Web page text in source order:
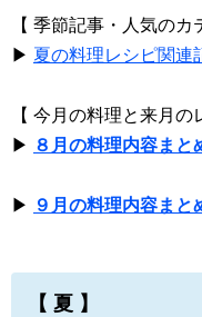
【 季節記事・人気のカ
▶ 夏の料理レシピ関連
【 今月の料理と来月の
▶ ８月の料理内容まと
▶ ９月の料理内容まと
【 夏 】